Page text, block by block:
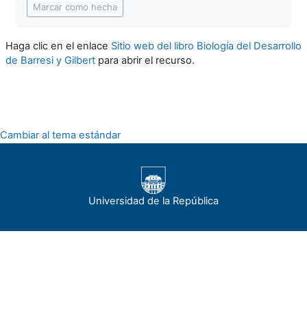
Marcar como hecha
Haga clic en el enlace Sitio web del libro Biología del Desarrollo
de Barresi y Gilbert para abrir el recurso.
Cambiar al tema estándar
Universidad de la República